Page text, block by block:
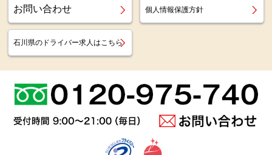
お問い合わせ 個人情報保護方針
石川県のドライバー求人はこちら